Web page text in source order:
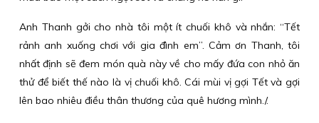
Anh Thanh gởi cho nhà tôi một ít chuối khô và nhắn: “Tết
rảnh anh xuống chơi với gia đình em”. Cảm ơn Thanh, tôi
nhất định sẽ đem món quà này về cho mấy đứa con nhỏ ăn
thử để biết thế nào là vị chuối khô. Cái mùi vị gợi Tết và gợi
lên bao nhiêu điều thân thương của quê hương mình./.